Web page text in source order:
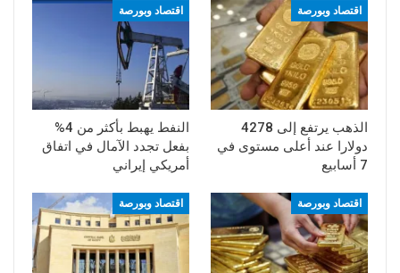
اقتصاد وبورصة
الذهب يرتفع إلى 4278
دولارا عند أعلى مستوى في
7 أسابيع
اقتصاد وبورصة
النفط يهبط بأكثر من 4%
بفعل تجدد الآمال في اتفاق
أمريكي إيراني
اقتصاد وبورصة اقتصاد وبورصة